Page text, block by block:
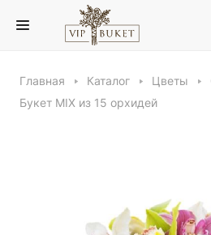
Главная Каталог Цветы
Букет MIX из 15 орхидей